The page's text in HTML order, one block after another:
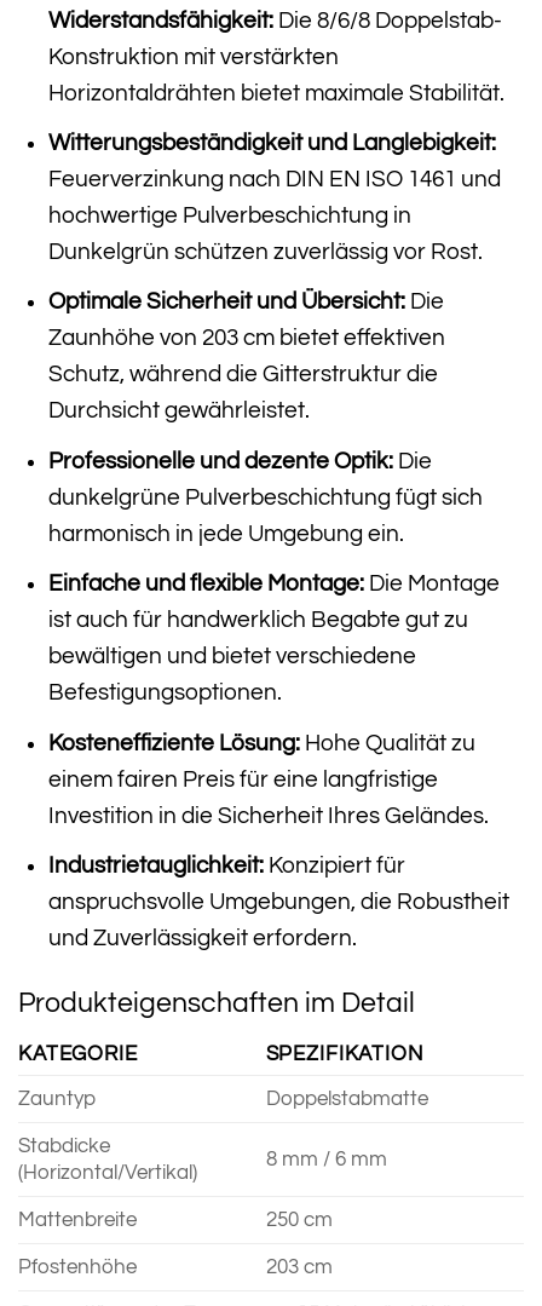
Widerstandsfähigkeit:Die 8/6/8 Doppelstab-
Konstruktion mit verstärkten
Horizontaldrähten bietet maximale Stabilität.
Witterungsbeständigkeit und Langlebigkeit:
Feuerverzinkung nach DIN EN ISO 1461 und
hochwertige Pulverbeschichtung in
Dunkelgrün schützen zuverlässig vor Rost.
Optimale Sicherheit und Übersicht:Die
Zaunhöhe von 203 cm bietet effektiven
Schutz, während die Gitterstruktur die
Durchsicht gewährleistet.
Professionelle und dezente Optik:Die
dunkelgrüne Pulverbeschichtung fügt sich
harmonisch in jede Umgebung ein.
Einfache und flexible Montage:Die Montage
ist auch für handwerklich Begabte gut zu
bewältigen und bietet verschiedene
Befestigungsoptionen.
Kosteneffiziente Lösung:Hohe Qualität zu
einem fairen Preis für eine langfristige
Investition in die Sicherheit Ihres Geländes.
Industrietauglichkeit:Konzipiert für
anspruchsvolle Umgebungen, die Robustheit
und Zuverlässigkeit erfordern.
Produkteigenschaften im Detail
KATEGORIE SPEZIFIKATION
Zauntyp Doppelstabmatte
Stabdicke
(Horizontal/Vertikal)
8 mm / 6 mm
Mattenbreite 250 cm
Pfostenhöhe 203 cm